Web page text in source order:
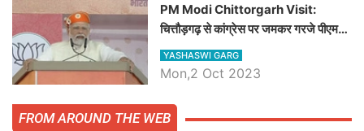
PM Modi Chittorgarh Visit:
चित्तौड़गढ़ से कांग्रेस पर जमकर गरजे पीएम
मोदी, जाने प्रधानमंत्री के भाषण की बड़ी
बातें, देखें वीडियो
YASHASWI GARG
Mon,2 Oct 2023
FROM AROUND THE WEB